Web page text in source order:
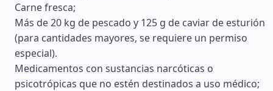
Carne fresca;
Más de 20 kg de pescado y 125 g de caviar de esturión
(para cantidades mayores, se requiere un permiso
especial).
Medicamentos con sustancias narcóticas o
psicotrópicas que no estén destinados a uso médico;